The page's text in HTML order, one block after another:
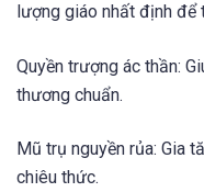
lượng giáo nhất định để
Quyền trượng ác thần:
thương chuẩn.
Mũ trụ nguyền rủa: Gia
chiêu thức.